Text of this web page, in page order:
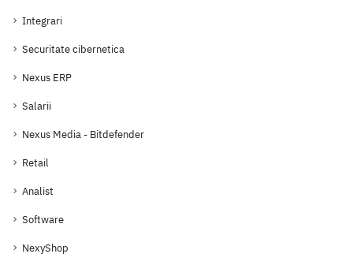
Integrari
Securitate cibernetica
Nexus ERP
Salarii
Nexus Media - Bitdefender
Retail
Analist
Software
NexyShop